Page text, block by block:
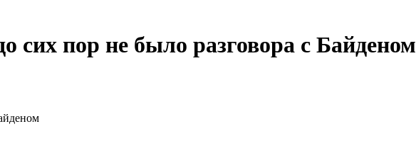
сих пор не было разговора с Байденом